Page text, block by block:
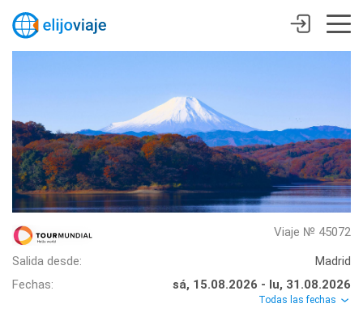
Viaje № 45072
Salida desde:
Madrid
Fechas:
sá, 15.08.2026 - lu, 31.08.2026
Todas las fechas